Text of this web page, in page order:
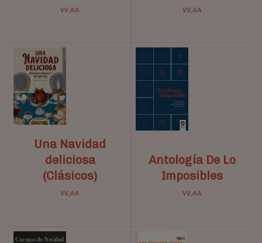
VV,AA VV,AA
Una Navidad
deliciosa
(Clásicos)
VV,AA
Antología De Lo
Imposibles
VV,AA